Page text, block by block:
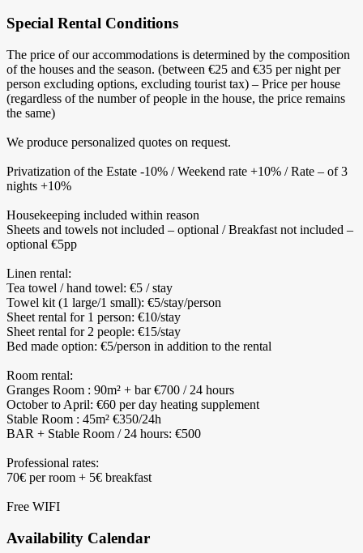
Special Rental Conditions
The price of our accommodations is determined by the composition
of the houses and the season. (between €25 and €35 per night per
person excluding options, excluding tourist tax) – Price per house
(regardless of the number of people in the house, the price remains
the same)
We produce personalized quotes on request.
Privatization of the Estate -10% / Weekend rate +10% / Rate – of 3
nights +10%
Housekeeping included within reason
Sheets and towels not included – optional / Breakfast not included –
optional €5pp
Linen rental:
Tea towel / hand towel: €5 / stay
Towel kit (1 large/1 small): €5/stay/person
Sheet rental for 1 person: €10/stay
Sheet rental for 2 people: €15/stay
Bed made option: €5/person in addition to the rental
Room rental:
Granges Room : 90m² + bar €700 / 24 hours
October to April: €60 per day heating supplement
Stable Room : 45m² €350/24h
BAR + Stable Room / 24 hours: €500
Professional rates:
70€ per room + 5€ breakfast
Free WIFI
Availability Calendar